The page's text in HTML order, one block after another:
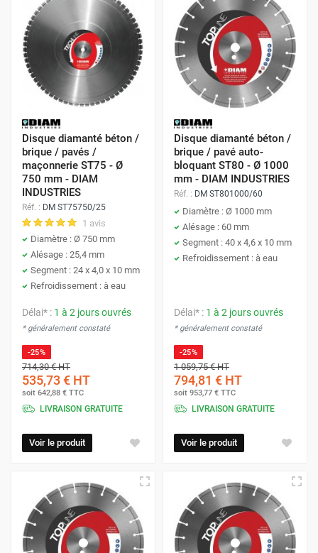
Disque diamanté béton /
brique / pavés /
maçonnerie ST75 - Ø
750 mm - DIAM
INDUSTRIES
Réf. : DM ST75750/25
1 avis
Diamètre : Ø 750 mm
Alésage : 25,4 mm
Segment : 24 x 4,0 x 10 mm
Refroidissement : à eau
Délai* : 1 à 2 jours ouvrés
* généralement constaté
-25%
714,30 €HT
535,73 € HT
soit 642,88 € TTC
LIVRAISON GRATUITE
Voir le produit
Disque diamanté béton /
brique / pavé auto-
bloquant ST80 - Ø 1000
mm - DIAM INDUSTRIES
Réf. : DM ST801000/60
Diamètre : Ø 1000 mm
Alésage : 60 mm
Segment : 40 x 4,6 x 10 mm
Refroidissement : à eau
Délai* : 1 à 2 jours ouvrés
* généralement constaté
-25%
1 059,75 €HT
794,81 € HT
soit 953,77 € TTC
LIVRAISON GRATUITE
Voir le produit